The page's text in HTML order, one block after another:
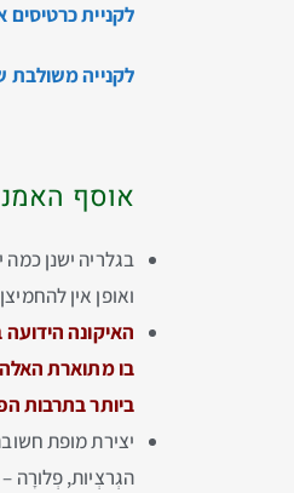
לקניית כרטיסים
לקנייה משולבת
אוסף
בגלריה ישנן
ואופן אין
בו מתוארת
ביותר בתרבות
יצירת מופת
הגְרצְיות, פְלורָה